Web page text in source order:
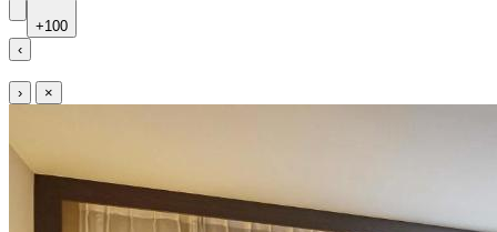
+100
‹
› ×